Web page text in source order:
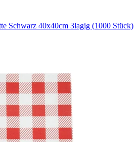
Schwarz 40x40cm 3lagig (1000 Stück)